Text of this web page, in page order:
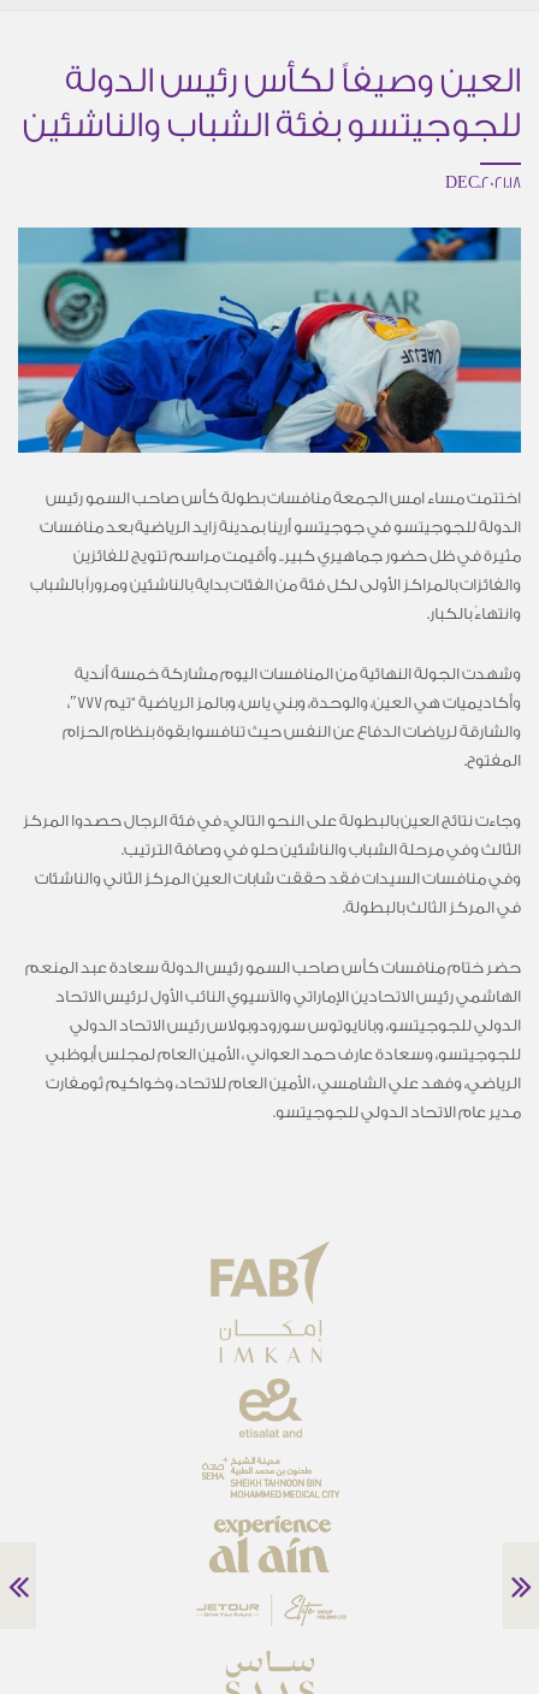
العين وصيفاً لكأس رئيس الدولة
للجوجيتسو بفئة الشباب والناشئين
18.DEC.2021
اختتمت مساء امس الجمعة منافسات بطولة كأس صاحب السمو رئيس
الدولة للجوجيتسو في جوجيتسو أرينا بمدينة زايد الرياضية بعد منافسات
مثيرة في ظل حضور جماهيري كبير.. وأقيمت مراسم تتويج للفائزين
والفائزات بالمراكز الأولى لكل فئة من الفئات بداية بالناشئين ومروراً بالشباب
وانتهاءً بالكبار.
وشهدت الجولة النهائية من المنافسات اليوم مشاركة خمسة أندية
وأكاديميات هي العين، والوحدة، وبني ياس، وبالمز الرياضية “تيم 777″،
والشارقة لرياضات الدفاع عن النفس حيث تنافسوا بقوة بنظام الحزام
المفتوح.
وجاءت نتائج العين بالبطولة على النحو التالي: في فئة الرجال حصدوا المركز
الثالث وفي مرحلة الشباب والناشئين حلو في وصافة الترتيب.
وفي منافسات السيدات فقد حققت شابات العين المركز الثاني والناشئات
في المركز الثالث بالبطولة.
حضر ختام منافسات كأس صاحب السمو رئيس الدولة سعادة عبد المنعم
الهاشمي رئيس الاتحادين الإماراتي والآسيوي النائب الأول لرئيس الاتحاد
الدولي للجوجيتسو، وبانايوتوس سورودوبولاس رئيس الاتحاد الدولي
للجوجيتسو، وسعادة عارف حمد العواني ، الأمين العام لمجلس أبوظبي
الرياضي، وفهد علي الشامسي ، الأمين العام للاتحاد، وخواكيم ثومفارت
مدير عام الاتحاد الدولي للجوجيتسو.